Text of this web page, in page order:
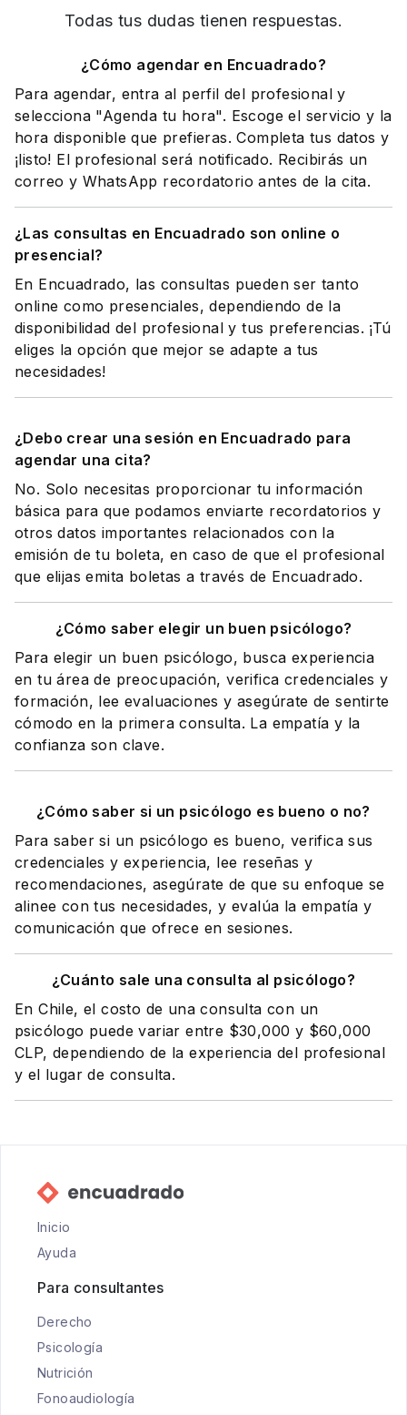
Todas tus dudas tienen respuestas.
¿Cómo agendar en Encuadrado?
Para agendar, entra al perfil del profesional y
selecciona "Agenda tu hora". Escoge el servicio y la
hora disponible que prefieras. Completa tus datos y
¡listo! El profesional será notificado. Recibirás un
correo y WhatsApp recordatorio antes de la cita.
¿Las consultas en Encuadrado son online o
presencial?
En Encuadrado, las consultas pueden ser tanto
online como presenciales, dependiendo de la
disponibilidad del profesional y tus preferencias. ¡Tú
eliges la opción que mejor se adapte a tus
necesidades!
¿Debo crear una sesión en Encuadrado para
agendar una cita?
No. Solo necesitas proporcionar tu información
básica para que podamos enviarte recordatorios y
otros datos importantes relacionados con la
emisión de tu boleta, en caso de que el profesional
que elijas emita boletas a través de Encuadrado.
¿Cómo saber elegir un buen psicólogo?
Para elegir un buen psicólogo, busca experiencia
en tu área de preocupación, verifica credenciales y
formación, lee evaluaciones y asegúrate de sentirte
cómodo en la primera consulta. La empatía y la
confianza son clave.
¿Cómo saber si un psicólogo es bueno o no?
Para saber si un psicólogo es bueno, verifica sus
credenciales y experiencia, lee reseñas y
recomendaciones, asegúrate de que su enfoque se
alinee con tus necesidades, y evalúa la empatía y
comunicación que ofrece en sesiones.
¿Cuánto sale una consulta al psicólogo?
En Chile, el costo de una consulta con un
psicólogo puede variar entre $30,000 y $60,000
CLP, dependiendo de la experiencia del profesional
y el lugar de consulta.
Inicio
Ayuda
Para consultantes
Derecho
Psicología
Nutrición
Fonoaudiología